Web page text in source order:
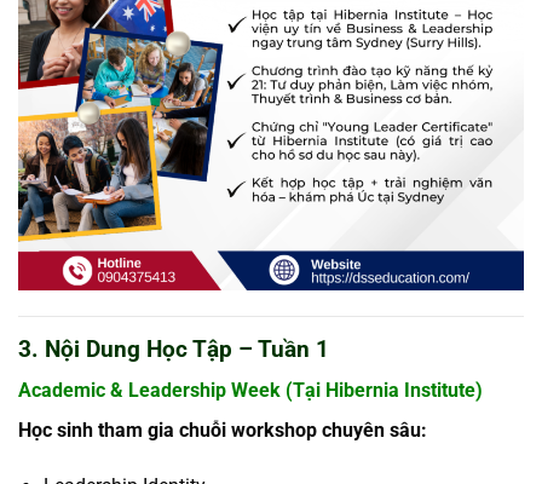
3. Nội Dung Học Tập – Tuần 1
Academic & Leadership Week (Tại Hibernia Institute)
Học sinh tham gia chuỗi workshop chuyên sâu: